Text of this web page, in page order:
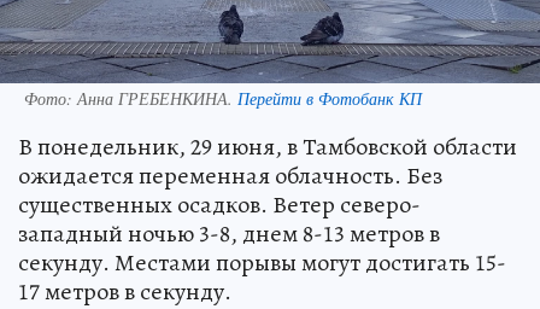
Фото:Анна ГРЕБЕНКИНА. Перейти в Фотобанк КП
В понедельник, 29 июня, в Тамбовской области
ожидается переменная облачность. Без
существенных осадков. Ветер северо-
западный ночью 3-8, днем 8-13 метров в
секунду. Местами порывы могут достигать 15-
17 метров в секунду.